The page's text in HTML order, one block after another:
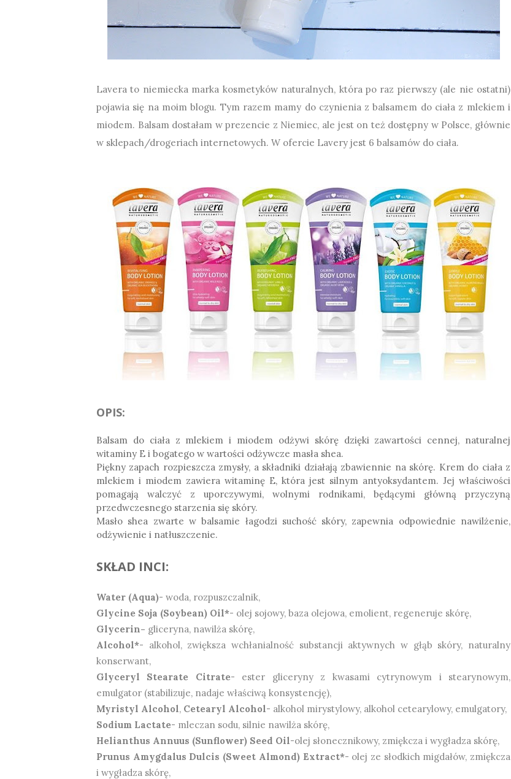
Lavera to niemiecka marka kosmetyków naturalnych, która po raz pierwszy (ale nie ostatni)
pojawia się na moim blogu. Tym razem mamy do czynienia z balsamem do ciała z mlekiem i
miodem. Balsam dostałam w prezencie z Niemiec, ale jest on też dostępny w Polsce, głównie
w sklepach/drogeriach internetowych. W ofercie Lavery jest 6 balsamów do ciała.
OPIS:
Balsam do ciała z mlekiem i miodem odżywi skórę dzięki zawartości cennej, naturalnej
witaminy E i bogatego w wartości odżywcze masła shea.
Piękny zapach rozpieszcza zmysły, a składniki działają zbawiennie na skórę. Krem do ciała z
mlekiem i miodem zawiera witaminę E, która jest silnym antyoksydantem. Jej właściwości
pomagają walczyć z uporczywymi, wolnymi rodnikami, będącymi główną przyczyną
przedwczesnego starzenia się skóry.
Masło shea zwarte w balsamie łagodzi suchość skóry, zapewnia odpowiednie nawilżenie,
odżywienie i natłuszczenie.
SKŁAD INCI:
Water (Aqua)- woda, rozpuszczalnik,
Glycine Soja (Soybean) Oil*- olej sojowy, baza olejowa, emolient, regeneruje skórę,
Glycerin- gliceryna, nawilża skórę,
Alcohol*- alkohol, zwiększa wchłanialność substancji aktywnych w głąb skóry, naturalny
konserwant,
Glyceryl Stearate Citrate- ester gliceryny z kwasami cytrynowym i stearynowym,
emulgator (stabilizuje, nadaje właściwą konsystencję),
Myristyl Alcohol, Cetearyl Alcohol- alkohol mirystylowy, alkohol cetearylowy, emulgatory,
Sodium Lactate- mleczan sodu, silnie nawilża skórę,
Helianthus Annuus (Sunflower) Seed Oil-olej słonecznikowy, zmiękcza i wygładza skórę,
Prunus Amygdalus Dulcis (Sweet Almond) Extract*- olej ze słodkich migdałów, zmiękcza
i wygładza skórę,